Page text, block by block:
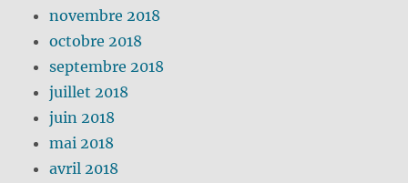
novembre 2018
octobre 2018
septembre 2018
juillet 2018
juin 2018
mai 2018
avril 2018